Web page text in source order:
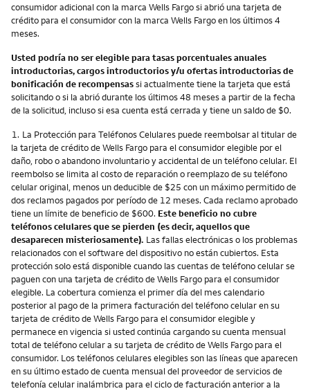
consumidor adicional con la marca Wells Fargo si abrió una tarjeta de
crédito para el consumidor con la marca Wells Fargo en los últimos 4
meses.
Usted podría no ser elegible para tasas porcentuales anuales
introductorias, cargos introductorios y/u ofertas introductorias de
bonificación de recompensassi actualmente tiene la tarjeta que está
solicitando o si la abrió durante los últimos 48 meses a partir de la fecha
de la solicitud, incluso si esa cuenta está cerrada y tiene un saldo de $0.
Nota
1. La Protección para Teléfonos Celulares puede reembolsar al titular de
la tarjeta de crédito de Wells Fargo para el consumidor elegible por el
daño, robo o abandono involuntario y accidental de un teléfono celular. El
reembolso se limita al costo de reparación o reemplazo de su teléfono
celular original, menos un deducible de $25 con un máximo permitido de
dos reclamos pagados por período de 12 meses. Cada reclamo aprobado
tiene un límite de beneficio de $600. Este beneficio no cubre
teléfonos celulares que se pierden (es decir, aquellos que
desaparecen misteriosamente). Las fallas electrónicas o los problemas
relacionados con el software del dispositivo no están cubiertos. Esta
protección solo está disponible cuando las cuentas de teléfono celular se
paguen con una tarjeta de crédito de Wells Fargo para el consumidor
elegible. La cobertura comienza el primer día del mes calendario
posterior al pago de la primera facturación del teléfono celular en su
tarjeta de crédito de Wells Fargo para el consumidor elegible y
permanece en vigencia si usted continúa cargando su cuenta mensual
total de teléfono celular a su tarjeta de crédito de Wells Fargo para el
consumidor. Los teléfonos celulares elegibles son las líneas que aparecen
en su último estado de cuenta mensual del proveedor de servicios de
telefonía celular inalámbrica para el ciclo de facturación anterior a la